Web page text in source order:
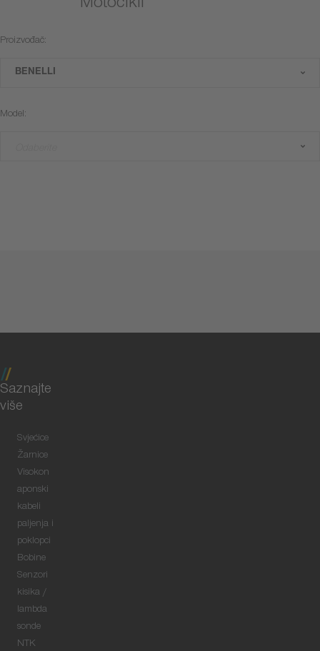
Motocikli
Proizvođač:
BENELLI
Model:
Saznajte
više
Svjećice
Žarnice
Visokon
aponski
kabeli
paljenja i
poklopci
Bobine
Senzori
kisika /
lambda
sonde
NTK